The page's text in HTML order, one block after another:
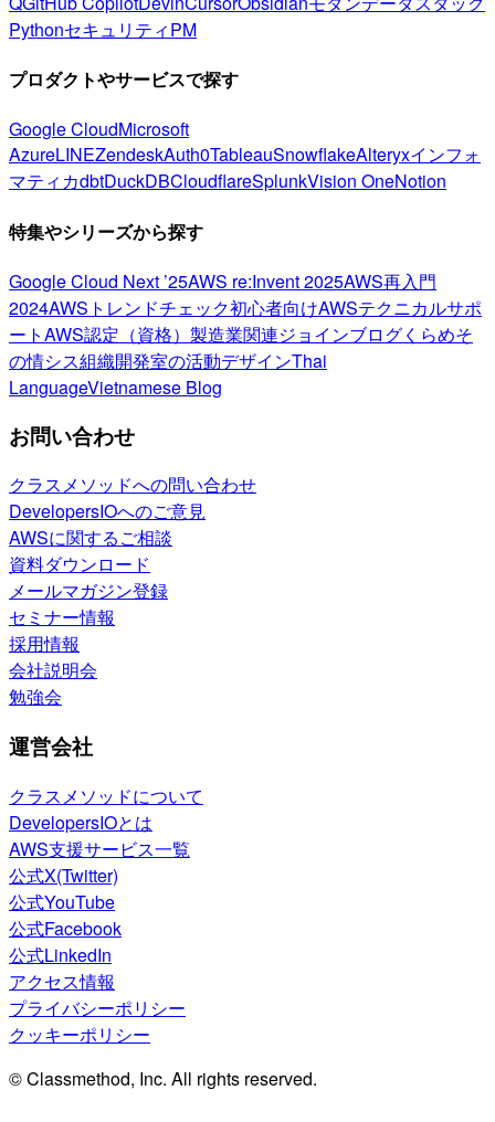
PythonセキュリティPM
プロダクトやサービスで探す
Google CloudMicrosoft
AzureLINEZendeskAuth0TableauSnowflakeAlteryxインフォ
マティカdbtDuckDBCloudflareSplunkVision OneNotion
特集やシリーズから探す
Google Cloud Next ’25AWS re:Invent 2025AWS再入門
2024AWSトレンドチェック初心者向けAWSテクニカルサポ
ートAWS認定（資格） 製造業関連ジョインブログくらめそ
の情シス組織開発室の活動デザインThai
LanguageVietnamese Blog
お問い合わせ
クラスメソッドへの問い合わせ
DevelopersIOへのご意見
AWSに関するご相談
資料ダウンロード
メールマガジン登録
セミナー情報
採用情報
会社説明会
勉強会
運営会社
クラスメソッドについて
DevelopersIOとは
AWS支援サービス一覧
公式X(Twitter)
公式YouTube
公式Facebook
公式LinkedIn
アクセス情報
プライバシーポリシー
クッキーポリシー
© Classmethod, Inc. All rights reserved.